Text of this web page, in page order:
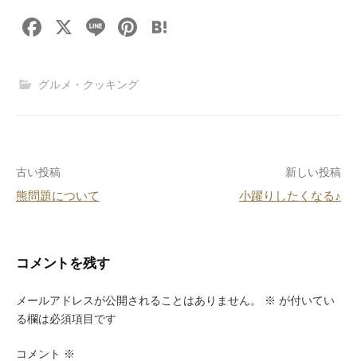
F
c
o
k
X
Li
e
Pi
グルメ・クッキング
投
稿
ビ
ゲ
ー
シ
古い投稿
熊問題について
新しい投稿
小躍りしたくなる♪
コメントを残す
メールアドレスが公開されることはありません。 ※ が付いてい
る欄は必須項目です
コメント ※